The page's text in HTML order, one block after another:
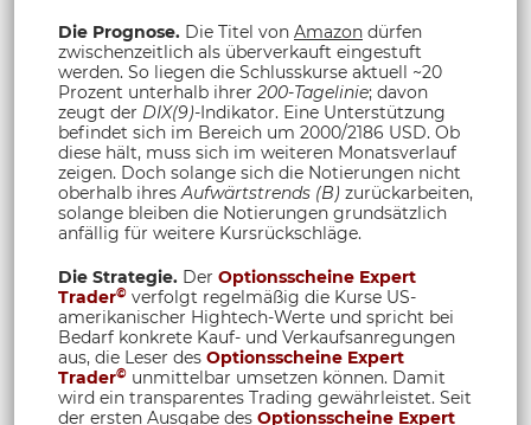
Die Prognose. Die Titel von Amazon dürfen
zwischenzeitlich als überverkauft eingestuft
werden. So liegen die Schlusskurse aktuell ~20
Prozent unterhalb ihrer 200-Tagelinie; davon
zeugt der DIX(9)-Indikator. Eine Unterstützung
befindet sich im Bereich um 2000/2186 USD. Ob
diese hält, muss sich im weiteren Monatsverlauf
zeigen. Doch solange sich die Notierungen nicht
oberhalb ihresAufwärtstrends (B) zurückarbeiten,
solange bleiben die Notierungen grundsätzlich
anfällig für weitere Kursrückschläge.
Die Strategie. Der Optionsscheine Expert
Trader© verfolgt regelmäßig die Kurse US-
amerikanischer Hightech-Werte und spricht bei
Bedarf konkrete Kauf- und Verkaufsanregungen
aus, die Leser des Optionsscheine Expert
Trader© unmittelbar umsetzen können. Damit
wird ein transparentes Trading gewährleistet. Seit
der ersten Ausgabe des Optionsscheine Expert